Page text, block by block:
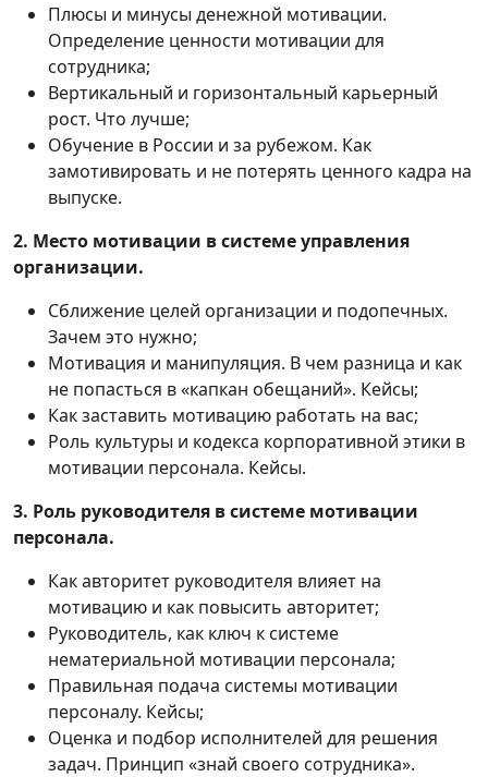
Плюсы и минусы денежной мотивации.
Определение ценности мотивации для
сотрудника;
Вертикальный и горизонтальный карьерный
рост. Что лучше;
Обучение в России и за рубежом. Как
замотивировать и не потерять ценного кадра на
выпуске.
2. Место мотивации в системе управления
организации.
Сближение целей организации и подопечных.
Зачем это нужно;
Мотивация и манипуляция. В чем разница и как
не попасться в «капкан обещаний». Кейсы;
Как заставить мотивацию работать на вас;
Роль культуры и кодекса корпоративной этики в
мотивации персонала. Кейсы.
3. Роль руководителя в системе мотивации
персонала.
Как авторитет руководителя влияет на
мотивацию и как повысить авторитет;
Руководитель, как ключ к системе
нематериальной мотивации персонала;
Правильная подача системы мотивации
персоналу. Кейсы;
Оценка и подбор исполнителей для решения
задач. Принцип «знай своего сотрудника».